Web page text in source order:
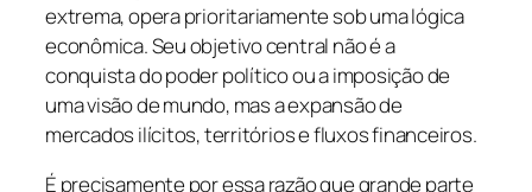
extrema, opera prioritariamente sob uma lógica
econômica. Seu objetivo central não é a
conquista do poder político ou a imposição de
uma visão de mundo, mas a expansão de
mercados ilícitos, territórios e fluxos financeiros.
É precisamente por essa razão que grande parte